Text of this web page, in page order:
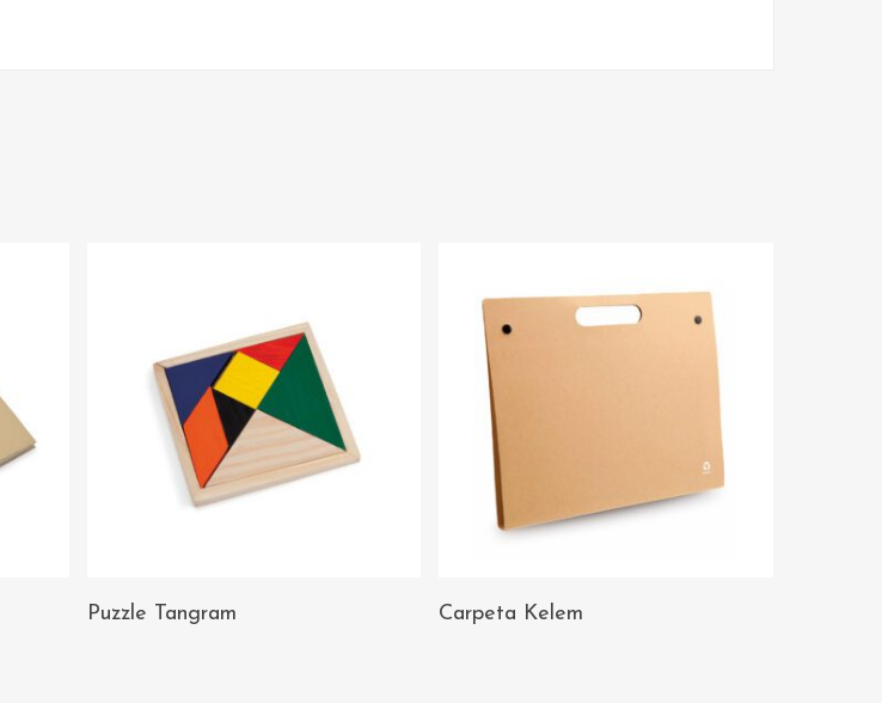
CARRITO
Puzzle Tangram
AÑADIR AL
Carpeta Kelem